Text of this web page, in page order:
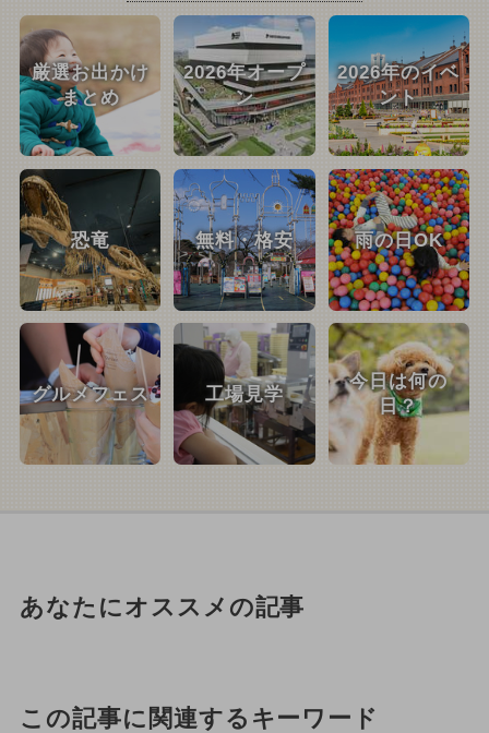
厳選お出かけ
まとめ
2026年オープ
ン
2026年のイベ
ント
恐竜 無料・格安 雨の日OK
グルメフェス 工場見学
今日は何の
日？
あなたにオススメの記事
この記事に関連するキーワード